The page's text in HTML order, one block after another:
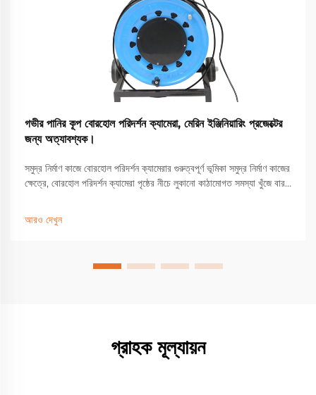
গভীর পানির কূপ বোরহোল পরিদর্শন ক্যামেরা, মেরিন ইঞ্জিনিয়ারিং প্রজেক্টের
জন্য অত্যাবশ্যক।
সমুদ্র নির্মাণ কাজে বোরহোল পরিদর্শন ক্যামেরার গুরুত্বপূর্ণ ভূমিকা সমুদ্র নির্মাণ কাজের
ক্ষেত্রে, বোরহোল পরিদর্শন ক্যামেরা পৃষ্ঠের নীচে লুকানো কাঠামোগত সমস্যা খুঁজে বার
আরও দেখুন
গ্রাহক মূল্যায়ন